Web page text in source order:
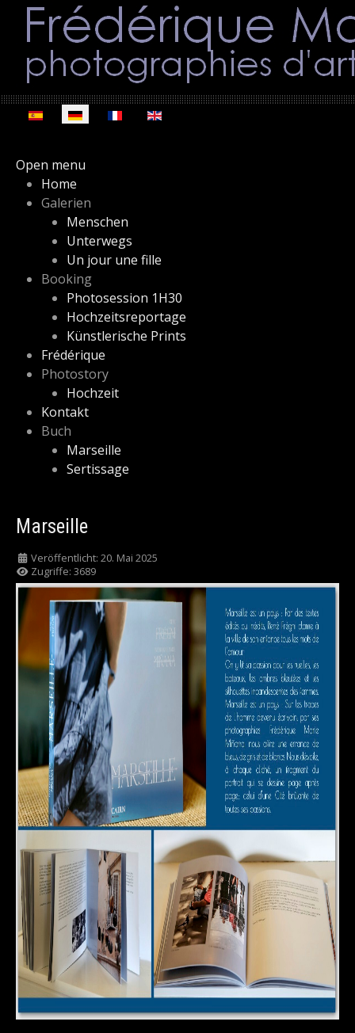
Sprache auswählen
Open menu
Home
Galerien
Menschen
Unterwegs
Un jour une fille
Booking
Photosession 1H30
Hochzeitsreportage
Künstlerische Prints
Frédérique
Photostory
Hochzeit
Kontakt
Buch
Marseille
Sertissage
Marseille
Veröffentlicht: 20. Mai 2025
Zugriffe: 3689